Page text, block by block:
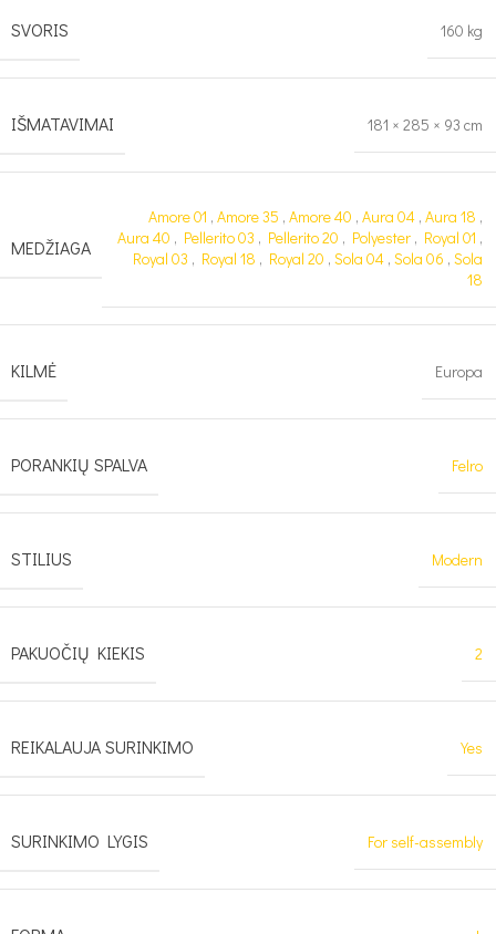
SVORIS
160 kg
IŠMATAVIMAI 181 × 285 × 93 cm
MEDŽIAGA
Amore 01 , Amore 35 , Amore 40 , Aura 04 , Aura 18 ,
Aura 40 , Pellerito 03 , Pellerito 20 , Polyester , Royal 01 ,
Royal 03 , Royal 18 , Royal 20 , Sola 04 , Sola 06 , Sola
18
KILMĖ Europa
PORANKIŲ SPALVA Felro
STILIUS Modern
PAKUOČIŲ KIEKIS 2
REIKALAUJA SURINKIMO Yes
SURINKIMO LYGIS For self-assembly